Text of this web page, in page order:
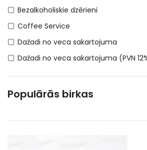
Bezalkoholiskie dzērieni
Coffee Service
Dažadi no veca sakartojuma
Dažadi no veca sakartojuma (PVN
DEPOSITA IEPAKOJUMS
E-Cigaretes
Kosmētika un higiēnas produkti
Mājsaimniecības preces
Populārās birkas